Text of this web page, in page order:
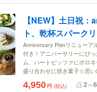
【NEW】土日祝
ト、乾杯スパーク
Anniversary Planリニューア
付き！アニバーサリーにぴ
ム、ハートピッツァにボロ
盛り合わせに焼き菓子☆思い
4,950 円 (税込) 2～